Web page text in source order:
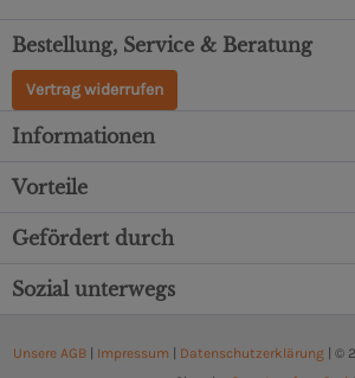
Bestellung, Service & Beratung
Vertrag widerrufen
Informationen
Vorteile
Gefördert durch
Sozial unterwegs
Unsere AGB| Impressum Datenschutzerklärung| ©